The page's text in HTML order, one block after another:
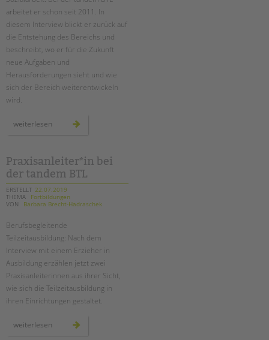
arbeitet er schon seit 2011. In
diesem Interview blickt er zurück auf
die Entstehung des Bereichs und
beschreibt, wo er für die Zukunft
neue Aufgaben und
Herausforderungen sieht und wie
sich der Bereich weiterentwickeln
wird.
weiterlesen herausforderungen
schulsozialarbeit
Praxisanleiter*in bei
der tandem BTL
ERSTELLT 22.07.2019
THEMA
Fortbildungen
VON
Barbara Brecht-Hadraschek
Berufsbegleitende
Teilzeitausbildung: Nach dem
Interview mit einem Erzieher in
Ausbildung erzählen jetzt zwei
Praxisanleiterinnen aus ihrer Sicht,
wie sich die Teilzeitausbildung in
ihren Einrichtungen gestaltet.
weiterlesen praxisanleiter*in